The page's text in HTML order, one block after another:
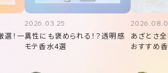
選！一
2026.03.25
異性にも褒められる！？透明感
モテ香水4選
あざとさ
おすすめ